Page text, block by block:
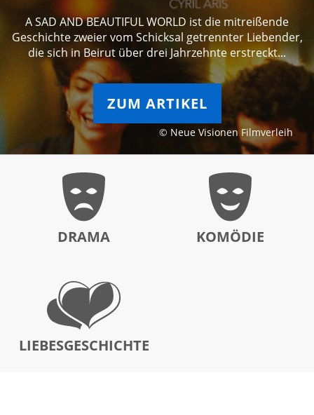
© Neue Visionen Filmverleih
A SAD AND BEAUTIFUL WORLD ist die mitreißende
Geschichte zweier vom Schicksal getrennter Liebender,
die sich in Beirut über drei Jahrzehnte erstreckt...
ZUM ARTIKEL
DRAMA KOMÖDIE
LIEBESGESCHICHTE